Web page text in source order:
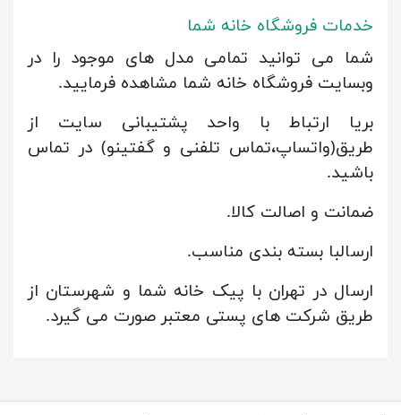
خدمات فروشگاه خانه شما
شما می توانید تمامی مدل های موجود را در
وبسایت فروشگاه خانه شما مشاهده فرمایید.
بریا ارتباط با واحد پشتیبانی سایت از
طریق(واتساپ،تماس تلفنی و گفتینو) در تماس
باشید.
ضمانت و اصالت کالا.
ارسالبا بسته بندی مناسب.
ارسال در تهران با پیک خانه شما و شهرستان از
طریق شرکت های پستی معتبر صورت می گیرد.